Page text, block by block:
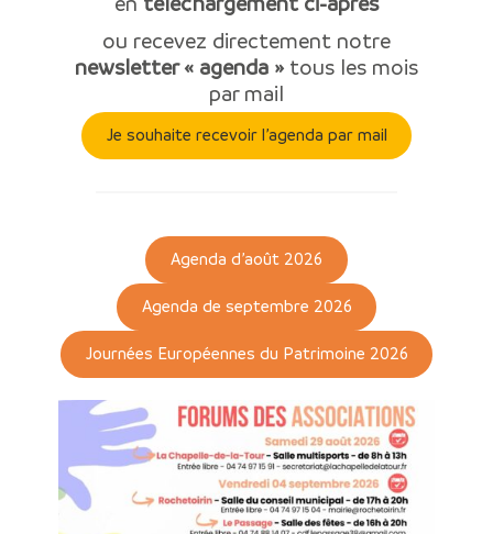
ou recevez directement notre
newsletter « agenda » tous les mois
par mail
Je souhaite recevoir l’agenda par mail
Agenda d’août 2026
Agenda de septembre 2026
Journées Européennes du Patrimoine 2026